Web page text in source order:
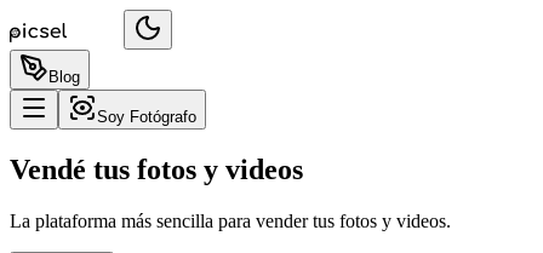
Blog
Soy Fotógrafo
Vendé tus fotos y videos
La plataforma más sencilla para vender tus fotos y videos.